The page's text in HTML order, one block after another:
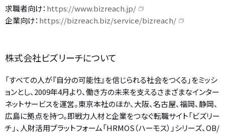
求職者向け： https://www.bizreach.jp/
企業向け： https://bizreach.biz/service/bizreach/
株式会社ビズリーチについて
「すべての人が『自分の可能性』を信じられる社会をつくる」をミッシ
ョンとし、2009年4月より、働き方の未来を支えるさまざまなインター
ネットサービスを運営。東京本社のほか、大阪、名古屋、福岡、静岡、
広島に拠点を持つ。即戦力人材と企業をつなぐ転職サイト「ビズリー
チ」、人財活用プラットフォーム「HRMOS（ハーモス）」シリーズ、OB/